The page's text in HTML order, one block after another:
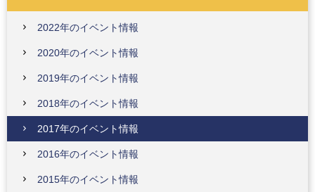
2022年のイベント情報
2020年のイベント情報
2019年のイベント情報
2018年のイベント情報
2017年のイベント情報
2016年のイベント情報
2015年のイベント情報